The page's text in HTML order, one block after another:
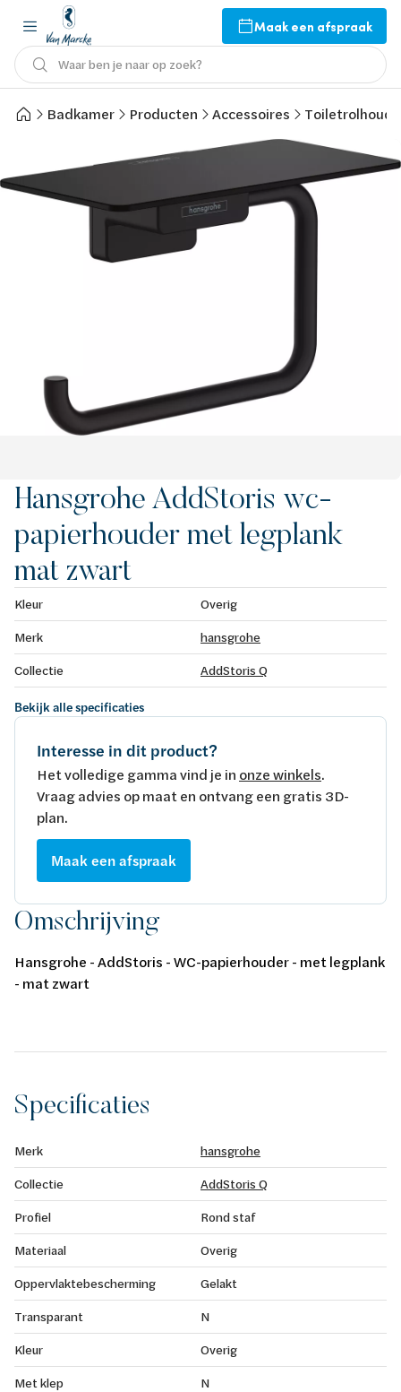
Maak een afspraak
Waar ben je naar op zoek?
Badkamer Producten Accessoires
Hansgrohe AddStoris wc-
papierhouder met legplank
mat zwart
Kleur
Overig
Merk
hansgrohe
Collectie
AddStoris Q
Bekijk alle specificaties
Interesse in dit product?
Het volledige gamma vind je in onze winkels.
Vraag advies op maat en ontvang een gratis 3D-
plan.
Maak een afspraak
Omschrijving
Hansgrohe - AddStoris - WC-papierhouder - met legplank
- mat zwart
Specificaties
Merk
hansgrohe
Collectie
AddStoris Q
Profiel
Rond staf
Materiaal
Overig
Oppervlaktebescherming
Gelakt
Transparant
N
Kleur
Overig
Met klep
N